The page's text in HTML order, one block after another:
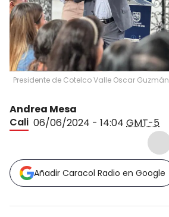
Presidente de Cotelco Valle Oscar Guzmán
Andrea Mesa
Cali 06/06/2024 - 14:04 GMT-5
Añadir Caracol Radio en Google